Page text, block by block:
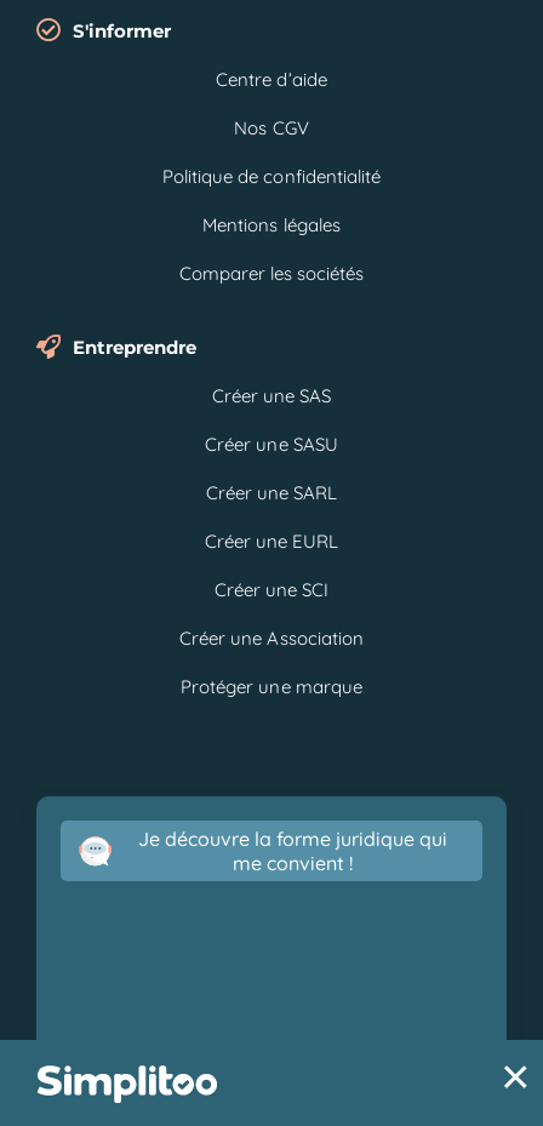
×
S'informer
Centre d’aide
Nos CGV
Politique de confidentialité
Mentions légales
Comparer les sociétés
Entreprendre
Créer une SAS
Créer une SASU
Créer une SARL
Créer une EURL
Créer une SCI
Créer une Association
Protéger une marque
Je découvre la forme juridique qui
me convient !